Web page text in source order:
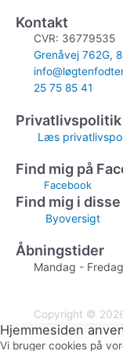
Kontakt
CVR: 36779535
Grenåvej 762G,
25 75 85 41
Privatlivspolitik
Læs
Find mig på
Facebook
Find mig i
Byoversigt
Åbningstider
Mandag -
Copyright ©
Hjemmesiden
Vi bruger cookies på